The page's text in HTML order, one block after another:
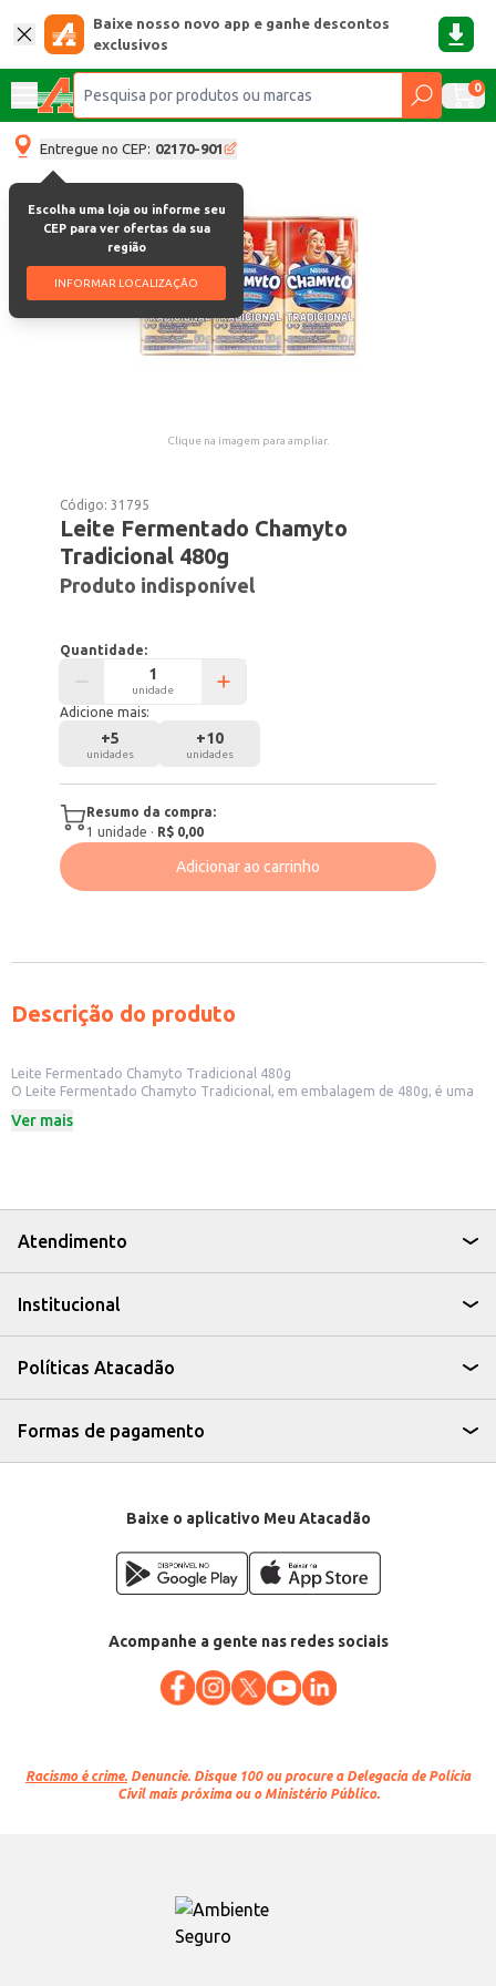
Baixe nosso novo app e ganhe descontos
exclusivos
0
Entregue no CEP: 02170-901
Escolha uma loja ou informe seu
CEP para ver ofertas da sua
região
INFORMAR LOCALIZAÇÃO
Clique na imagem para ampliar.
Código:31795
Leite Fermentado Chamyto
Tradicional 480g
Produto indisponível
Quantidade:
unidade
Adicione mais:
+5
unidades
+10
unidades
Resumo da compra:
1 unidade · R$ 0,00
Adicionar ao carrinho
Descrição do produto
Leite Fermentado Chamyto Tradicional 480g
O Leite Fermentado Chamyto Tradicional, em embalagem de 480g, é uma
consumo individual ou para compartilhar, o Chamyto é uma escolha
Pode ser consumido em casa, na escola ou no trabalho.
Uma opção para oferecer em lanchonetes e estabelecimentos comerciais
que buscam produtos práticos e com boa aceitação.
Ver mais
Atendimento
Institucional
Políticas Atacadão
Formas de pagamento
Baixe o aplicativo Meu Atacadão
Acompanhe a gente nas redes sociais
Racismo é crime. Denuncie. Disque 100 ou procure a Delegacia de Polícia
Civil mais próxima ou o Ministério Público.